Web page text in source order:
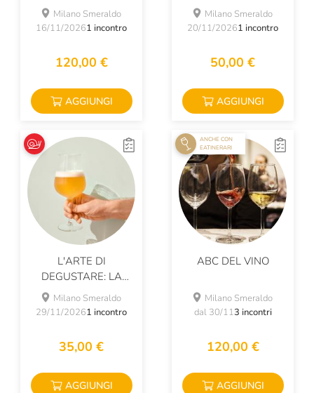
AFRODISIACI E
PIATTI DI PESCE
Milano Smeraldo
16/11/20261 incontro
120,00 €
AGGIUNGI
Milano Smeraldo
20/11/20261 incontro
50,00 €
AGGIUNGI
L'ARTE DI
DEGUSTARE: LA
BIRRA BIONDA
Milano Smeraldo
29/11/20261 incontro
35,00 €
AGGIUNGI
ANCHE CON
EATINERARI
ABC DEL VINO
Milano Smeraldo
dal 30/113 incontri
120,00 €
AGGIUNGI